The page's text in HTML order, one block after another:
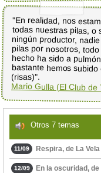
"En realidad, nos
todas nuestras pilas,
ningún productor,
pilas por nosotros,
hecho ha sido a
bastante hemos
(risas)".
Mario Gulla (El Club de
Otros 7 temas
11/09 Respira, de La
12/09 En la oscuridad,